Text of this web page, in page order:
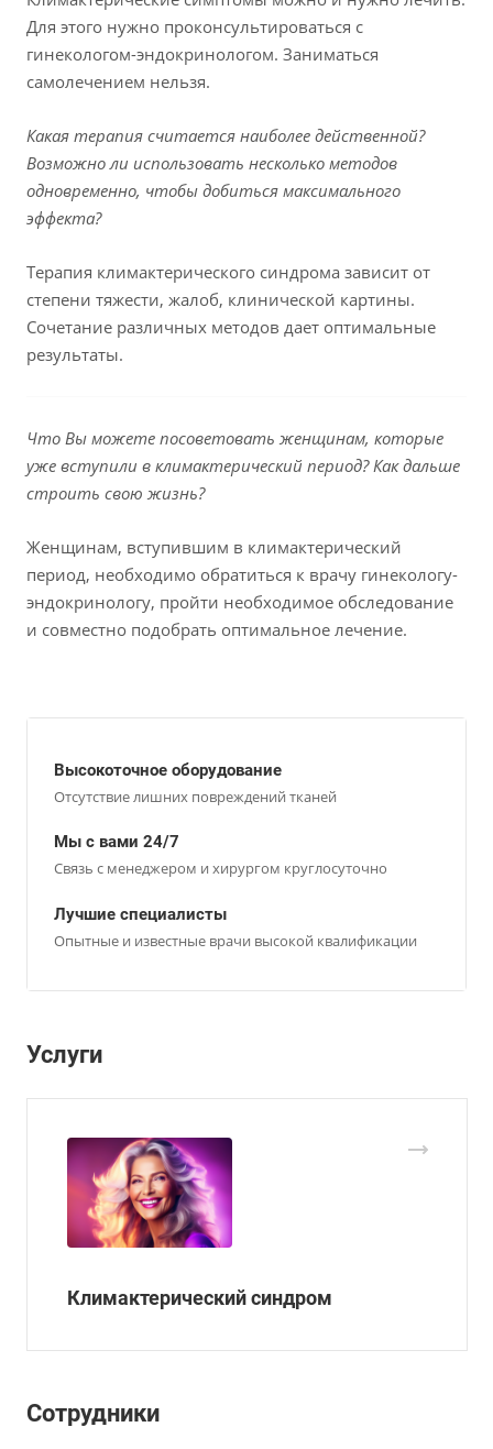
Для этого нужно проконсультироваться с
гинекологом-эндокринологом. Заниматься
самолечением нельзя.
Какая терапия считается наиболее действенной?
Возможно ли использовать несколько методов
одновременно, чтобы добиться максимального
эффекта?
Терапия климактерического синдрома зависит от
степени тяжести, жалоб, клинической картины.
Сочетание различных методов дает оптимальные
результаты.
Что Вы можете посоветовать женщинам, которые
уже вступили в климактерический период? Как дальше
строить свою жизнь?
Женщинам, вступившим в климактерический
период, необходимо обратиться к врачу гинекологу-
эндокринологу, пройти необходимое обследование
и совместно подобрать оптимальное лечение.
Высокоточное оборудование
Отсутствие лишних повреждений тканей
Мы с вами 24/7
Связь с менеджером и хирургом круглосуточно
Лучшие специалисты
Опытные и известные врачи высокой квалификации
Услуги
Климактерический синдром
Сотрудники